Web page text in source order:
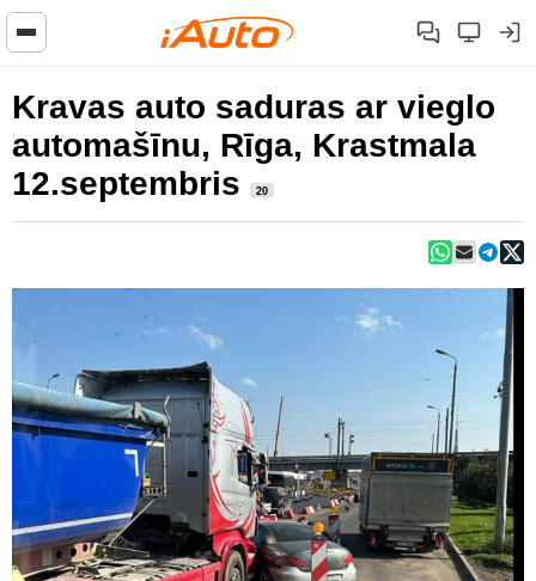
Kravas auto saduras ar vieglo
automašīnu, Rīga, Krastmala
12.septembris
20